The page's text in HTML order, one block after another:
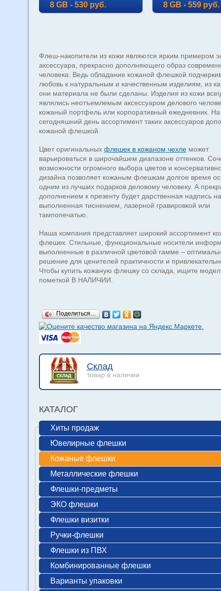
8 GB - 530 руб. 8 GB - 559 руб.
Флеш-накопители из кожи являются ярким примером
аксессуара, прекрасно дополняющего образ
человека. Ведь обладание кожаной флешкой
любовь к натуральным и качественным изделиям, из
они материала не были сделаны. Изделия из кожи
являлись неотъемлемым аксессуаром делового
кожаный портфель или корпоративный ежедневник. На
сегодняшний день ассортимент таких аксессуаров
кожаной флешкой.
Цвет оригинальных флешек в кожаном чехлеможет
варьироваться в широчайшем диапазоне оттенков.
возможности огромного выбора цветов и
дизайна позволяет кожаным флешкам долгое время
одним из лучших подарков деловому человеку. А
дополнением к презенту будет дарственная надпись
выполненная тиснением, лазерной гравировкой или
тампопечатью.
Наша компания представляет широкий ассортимент
флешек. Стильные, функциональные носители
выполненные в различной цветовой гамме –
решение для ценителей практичности и
Чтобы купить кожаную флешку со склада, ищите
пометкой В НАЛИЧИИ.
Поделиться…
Склад
товар в наличии
КАТАЛОГ
Хиты продаж
Ювелирные флешки
Кожаные флешки
Металлические флешки
Флешки-предметы
ЭКО флешки
Флешки визитки
Ручки-флешки
Флешки из ПВХ
Комбинированные флешки
Варианты упаковки